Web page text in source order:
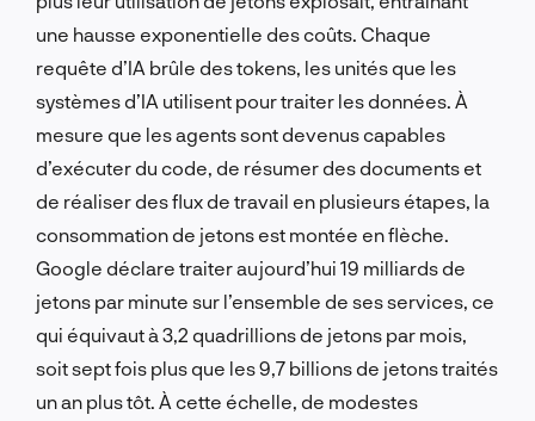
une hausse exponentielle des coûts. Chaque
requête d’IA brûle des tokens, les unités que les
systèmes d’IA utilisent pour traiter les données. À
mesure que les agents sont devenus capables
d’exécuter du code, de résumer des documents et
de réaliser des flux de travail en plusieurs étapes, la
consommation de jetons est montée en flèche.
Google déclare traiter aujourd’hui 19 milliards de
jetons par minute sur l’ensemble de ses services, ce
qui équivaut à 3,2 quadrillions de jetons par mois,
soit sept fois plus que les 9,7 billions de jetons traités
un an plus tôt. À cette échelle, de modestes